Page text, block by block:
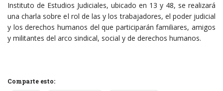
Instituto de Estudios Judiciales, ubicado en 13 y 48, se realizará
una charla sobre el rol de las y los trabajadores, el poder judicial
y los derechos humanos del que participarán familiares, amigos
y militantes del arco sindical, social y de derechos humanos.
Comparte esto: